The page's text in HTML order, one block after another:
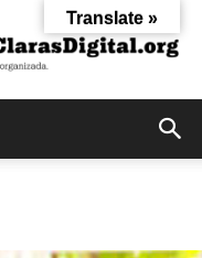
Translate »